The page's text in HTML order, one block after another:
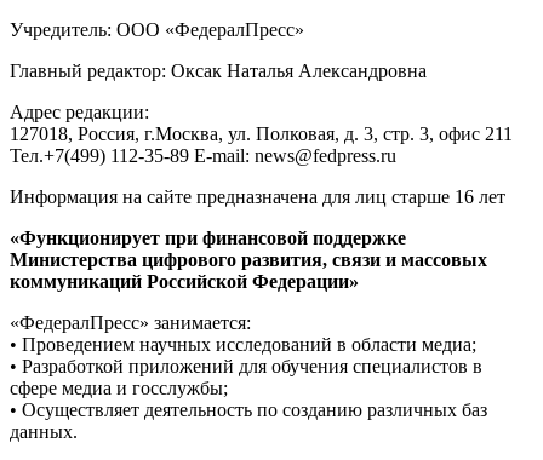
Учредитель: ООО «ФедералПресс»
Главный редактор: Оксак Наталья Александровна
Адрес редакции:
127018, Россия, г.Москва, ул. Полковая, д. 3, стр. 3, офис 211
Тел.+7(499) 112-35-89 E-mail: news@fedpress.ru
Информация на сайте предназначена для лиц старше 16 лет
«Функционирует при финансовой поддержке
Министерства цифрового развития, связи и массовых
коммуникаций Российской Федерации»
«ФедералПресс» занимается:
• Проведением научных исследований в области медиа;
• Разработкой приложений для обучения специалистов в
сфере медиа и госслужбы;
• Осуществляет деятельность по созданию различных баз
данных.